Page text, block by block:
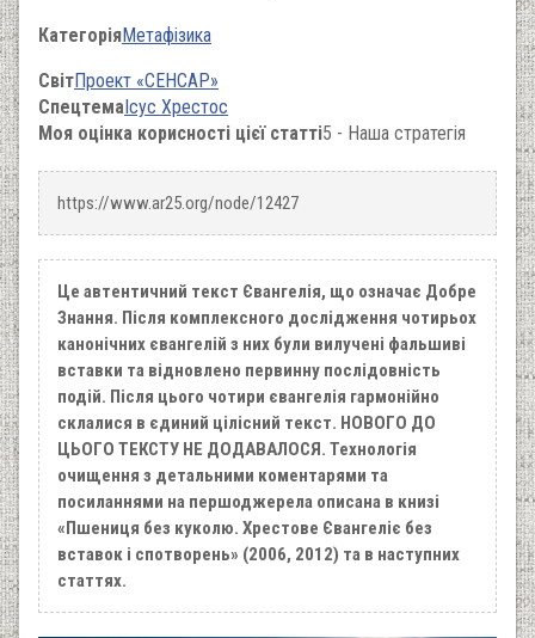
КатегоріяМетафізика
СвітПроект «СЕНСАР»
СпецтемаІсус Хрестос
Моя оцінка корисності цієї статті5 - Наша стратегія
https://www.ar25.org/node/12427
Це автентичний текст Євангелія, що означає Добре
Знання. Після комплексного дослідження чотирьох
канонічних євангелій з них були вилучені фальшиві
вставки та відновлено первинну послідовність
подій. Після цього чотири євангелія гармонійно
склалися в єдиний цілісний текст. НОВОГО ДО
ЦЬОГО ТЕКСТУ НЕ ДОДАВАЛОСЯ. Технологія
очищення з детальними коментарями та
посиланнями на першоджерела описана в книзі
«Пшениця без куколю. Хрестове Євангеліє без
вставок і спотворень» (2006, 2012) та в наступних
статтях.